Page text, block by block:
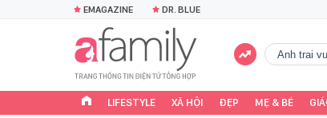
EMAGAZINE DR. BLUE
Anh trai
LIFESTYLE XÃ HỘI ĐẸP MẸ & BÉ